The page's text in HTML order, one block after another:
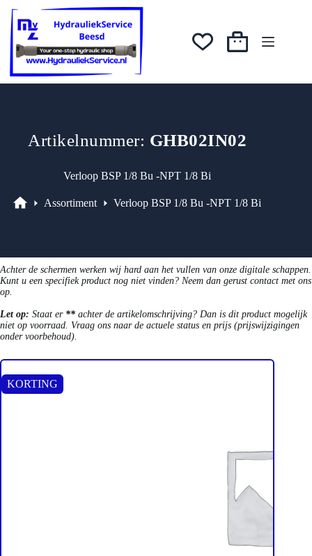
naar
inhoud
was:
€17,11.
€14,54.
Winkelwagen
Artikelnummer: GHB02IN02
Verloop BSP 1/8 Bu -NPT 1/8 Bi
Assortiment Verloop BSP 1/8 Bu -NPT 1/8 Bi
Achter de schermen werken wij hard aan het vullen van onze digitale schappen.
Kunt u een specifiek product nog niet vinden? Neem dan gerust contact met ons
op.
Let op: Staat er ** achter de artikelomschrijving? Dan is dit product mogelijk
niet op voorraad. Vraag ons naar de actuele status en prijs (prijswijzigingen
onder voorbehoud).
KORTING